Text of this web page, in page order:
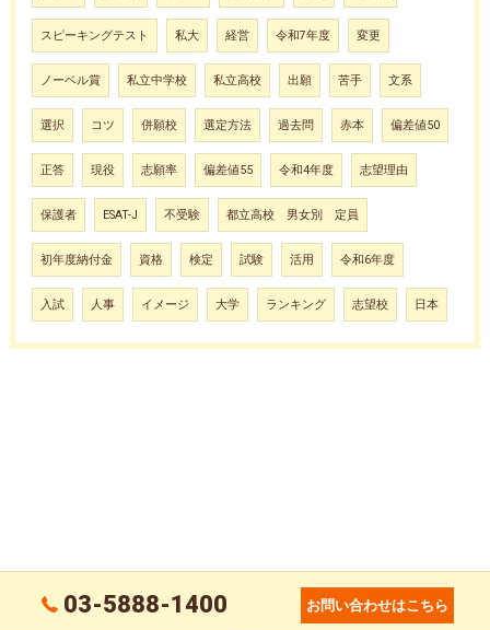
スピーキングテスト 私大 経営 令和7年度 変更
ノーベル賞 私立中学校 私立高校 出願 苦手 文系
選択 コツ 併願校 選定方法 過去問 赤本 偏差値50
正答 現役 志願率 偏差値55 令和4年度 志望理由
保護者 ESAT-J 不受験 都立高校 男女別 定員
初年度納付金 資格 検定 試験 活用 令和6年度
入試 人事 イメージ 大学 ランキング 志望校 日本
03-5888-1400 お問い合わせはこちら